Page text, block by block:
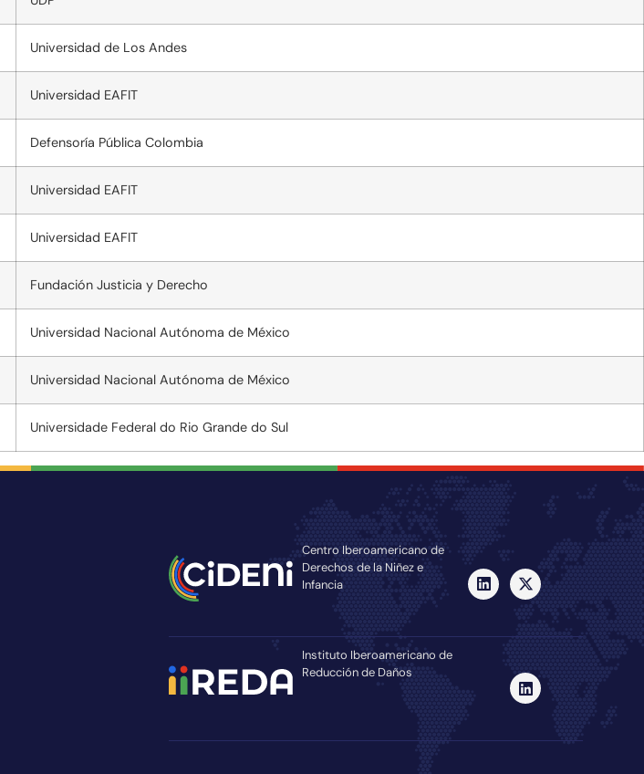
Universidad de Los Andes
Universidad EAFIT
Defensoría Pública Colombia
Universidad EAFIT
Universidad EAFIT
Fundación Justicia y Derecho
Universidad Nacional Autónoma de México
Universidad Nacional Autónoma de México
Universidade Federal do Rio Grande do Sul
Centro Iberoamericano de
Derechos de la Niñez e
Infancia
Instituto Iberoamericano de
Reducción de Daños